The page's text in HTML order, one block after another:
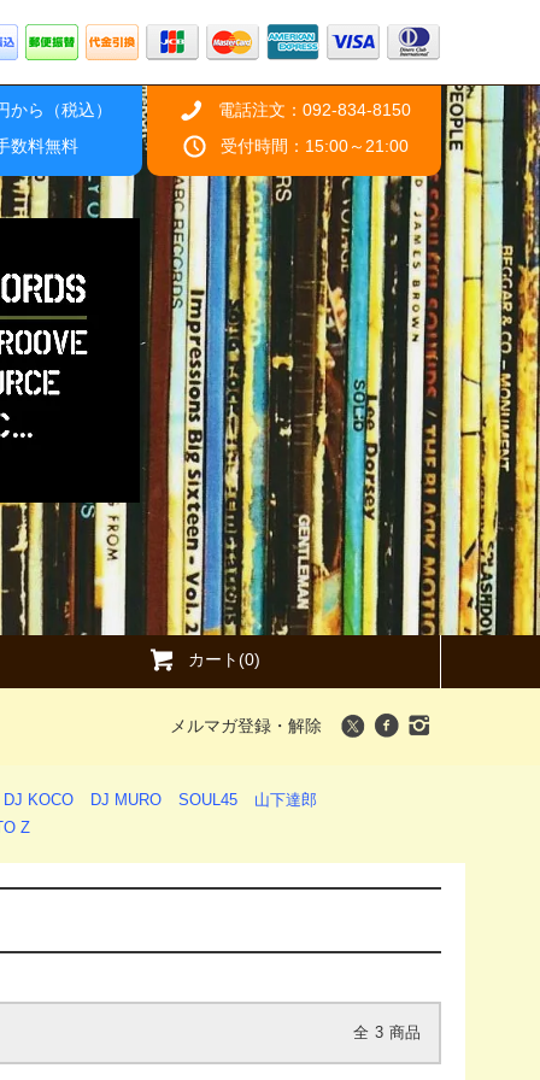
ら（税込）
数料無料
電話注文：092-834-8150
受付時間：15:00～21:00
カート(0)
メルマガ登録・解除
DJ KOCO DJ MURO SOUL45
山下達郎
Z
全 3 商品